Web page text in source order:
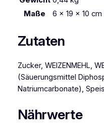
Maße
6 × 19 × 10 cm
Zutaten
Zucker, WEIZENMEHL,
(Säuerungsmittel
Natriumcarbonate),
Nährwerte